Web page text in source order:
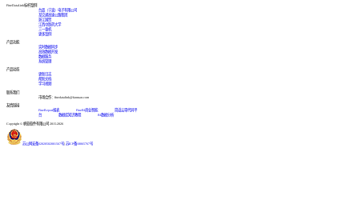
FineDataLink标杆案例
台晶（宁波）电子有限公司
某交通高速公路集团
浙江国贸
江西中医药大学
三一重机
更多案例
产品功能
实时数据同步
高效数据开发
数据服务
系统管理
产品动态
更新日志
帮助文档
学习视频
联系我们
市场合作：finedatalink@fanruan.com
友情链接
FineReport报表
FineBI商业智能
简道云零代码平
台
数据库知识教程 BI数据分析
Copyright © 帆软软件有限公司 2015-2026
苏公网安备32020502001567号 苏ICP备18065767号